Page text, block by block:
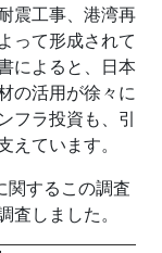
震工事、港湾再
って形成されて
によると、日本
の活用が徐々に
フラ投資も、引
ています。
関するこの調査
しました。